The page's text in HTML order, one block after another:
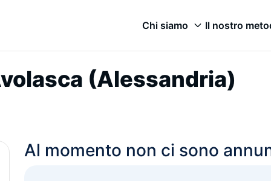
Chi siamo Il nostro
(Alessandria)
Al momento non ci sono